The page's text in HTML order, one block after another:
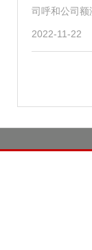
司呼和公司额
2022-11-22